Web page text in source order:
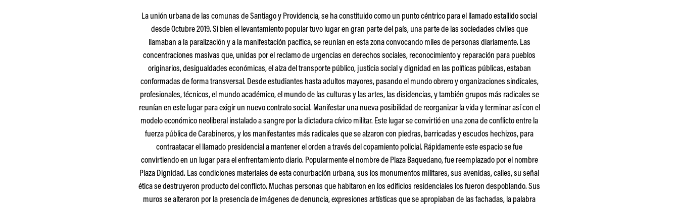
La unión urbana de las comunas de Santiago y Providencia, se ha constituido como un punto céntrico para el llamado estallido social
desde Octubre 2019. Si bien el levantamiento popular tuvo lugar en gran parte del país, una parte de las sociedades civiles que
llamaban a la paralización y a la manifestación pacífica, se reunían en esta zona convocando miles de personas diariamente. Las
concentraciones masivas que, unidas por el reclamo de urgencias en derechos sociales, reconocimiento y reparación para pueblos
originarios, desigualdades económicas, el alza del transporte público, justicia social y dignidad en las políticas públicas, estaban
conformadas de forma transversal. Desde estudiantes hasta adultos mayores, pasando el mundo obrero y organizaciones sindicales,
profesionales, técnicos, el mundo académico, el mundo de las culturas y las artes, las disidencias, y también grupos más radicales se
reunían en este lugar para exigir un nuevo contrato social. Manifestar una nueva posibilidad de reorganizar la vida y terminar así con el
modelo económico neoliberal instalado a sangre por la dictadura cívico militar. Este lugar se convirtió en una zona de conflicto entre la
fuerza pública de Carabineros, y los manifestantes más radicales que se alzaron con piedras, barricadas y escudos hechizos, para
contraatacar el llamado presidencial a mantener el orden a través del copamiento policial. Rápidamente este espacio se fue
convirtiendo en un lugar para el enfrentamiento diario. Popularmente el nombre de Plaza Baquedano, fue reemplazado por el nombre
Plaza Dignidad. Las condiciones materiales de esta conurbación urbana, sus los monumentos militares, sus avenidas, calles, su señal
ética se destruyeron producto del conflicto. Muchas personas que habitaron en los edificios residenciales los fueron despoblando. Sus
muros se alteraron por la presencia de imágenes de denuncia, expresiones artísticas que se apropiaban de las fachadas, la palabra